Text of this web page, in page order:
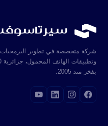
شركة متخصصة في تطوير البرمجيات
بفخر منذ 2005.